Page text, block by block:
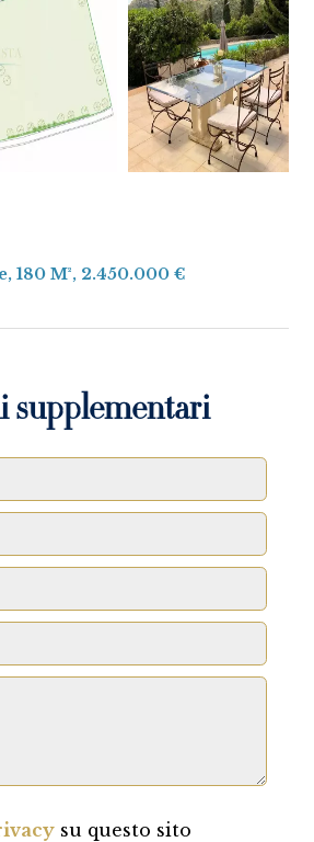
180 M², 2.450.000 €
supplementari
su questo sito